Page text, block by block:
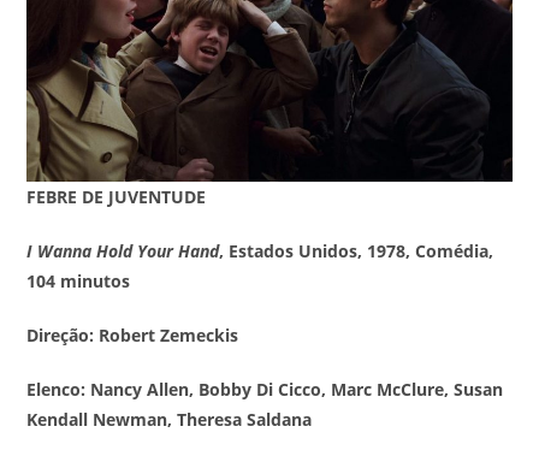
FEBRE DE JUVENTUDE
I Wanna Hold Your Hand, Estados Unidos, 1978, Comédia,
104 minutos
Direção: Robert Zemeckis
Elenco: Nancy Allen, Bobby Di Cicco, Marc McClure, Susan
Kendall Newman, Theresa Saldana